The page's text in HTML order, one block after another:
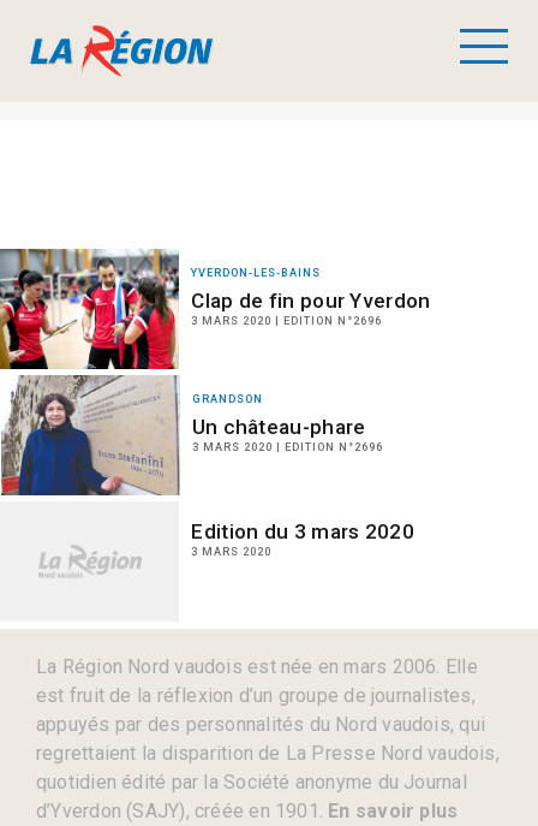
YVERDON-LES-BAINS
Clap de fin pour Yverdon
3 MARS 2020 | EDITION N°2696
GRANDSON
Un château-phare
3 MARS 2020 | EDITION N°2696
Edition du 3 mars 2020
3 MARS 2020
La Région Nord vaudois est née en mars 2006. Elle
est fruit de la réflexion d’un groupe de journalistes,
appuyés par des personnalités du Nord vaudois, qui
regrettaient la disparition de La Presse Nord vaudois,
quotidien édité par la Société anonyme du Journal
d’Yverdon (SAJY), créée en 1901. En savoir plus